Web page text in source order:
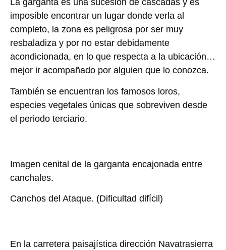
La garganta es una sucesión de cascadas y es
imposible encontrar un lugar donde verla al
completo, la zona es peligrosa por ser muy
resbaladiza y por no estar debidamente
acondicionada, en lo que respecta a la ubicación…
mejor ir acompañado por alguien que lo conozca.
También se encuentran los famosos loros,
especies vegetales únicas que sobreviven desde
el periodo terciario.
Imagen cenital de la garganta encajonada entre
canchales.
Canchos del Ataque. (Dificultad difícil)
En la carretera paisajística dirección Navatrasierra